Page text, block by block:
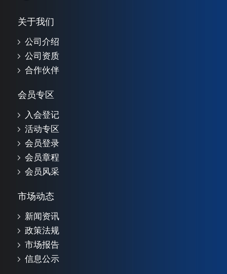
关于我们
公司介绍
公司资质
合作伙伴
会员专区
入会登记
活动专区
会员登录
会员章程
会员风采
市场动态
新闻资讯
政策法规
市场报告
信息公示